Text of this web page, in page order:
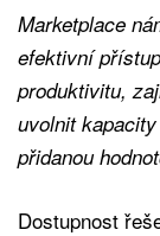
Marketplace
efektivní
produktivitu,
uvolnit
přidanou
Dostupnost